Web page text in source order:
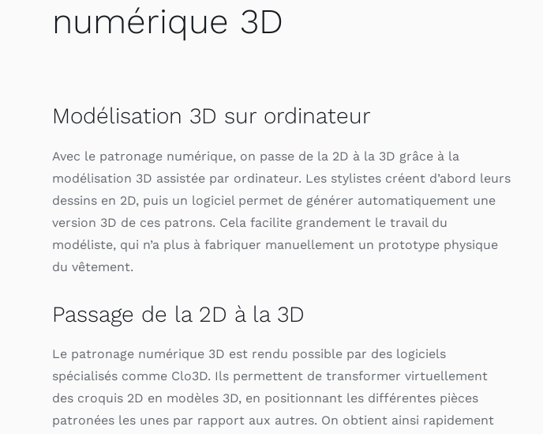
numérique 3D
Modélisation 3D sur ordinateur
Avec le patronage numérique, on passe de la 2D à la 3D grâce à la
modélisation 3D assistée par ordinateur. Les stylistes créent d’abord leurs
dessins en 2D, puis un logiciel permet de générer automatiquement une
version 3D de ces patrons. Cela facilite grandement le travail du
modéliste, qui n’a plus à fabriquer manuellement un prototype physique
du vêtement.
Passage de la 2D à la 3D
Le patronage numérique 3D est rendu possible par des logiciels
spécialisés comme Clo3D. Ils permettent de transformer virtuellement
des croquis 2D en modèles 3D, en positionnant les différentes pièces
patronées les unes par rapport aux autres. On obtient ainsi rapidement